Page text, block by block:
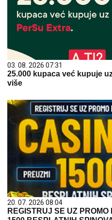
03. 08. 2026 07:31
25.000 kupaca već kupuje
više
20. 07. 2026 08:04
REGISTRUJ SE UZ